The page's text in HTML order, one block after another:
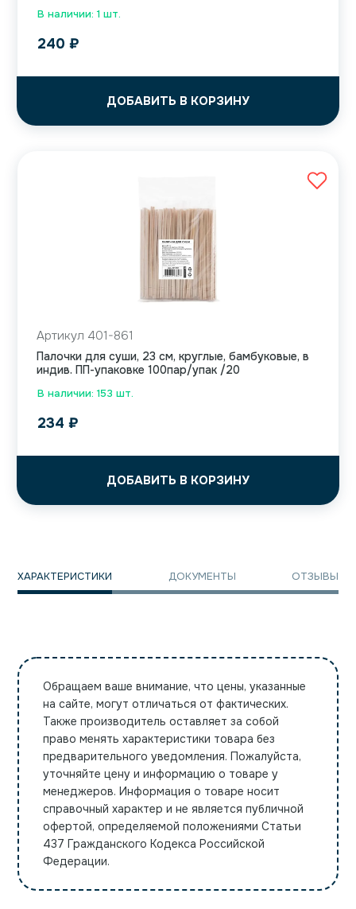
В наличии: 1 шт.
240 ₽
ДОБАВИТЬ В КОРЗИНУ
В наличии: 153 шт.
Артикул 401-861
Палочки для суши, 23 см, круглые, бамбуковые, в
индив. ПП-упаковке 100пар/упак /20
234 ₽
ДОБАВИТЬ В КОРЗИНУ
ХАРАКТЕРИСТИКИ ДОКУМЕНТЫ ОТЗЫВЫ
Обращаем ваше внимание, что цены, указанные
на сайте, могут отличаться от фактических.
Также производитель оставляет за собой
право менять характеристики товара без
предварительного уведомления. Пожалуйста,
уточняйте цену и информацию о товаре у
менеджеров. Информация о товаре носит
справочный характер и не является публичной
офертой, определяемой положениями Статьи
437 Гражданского Кодекса Российской
Федерации.